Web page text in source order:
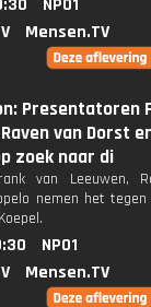
NPO1
Mensen.TV
Presentatoren
van Dorst
zoek naar di
van Leeuwen,
nemen het
NPO1
Mensen.TV